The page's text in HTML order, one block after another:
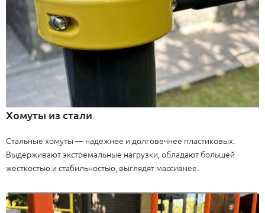
Хомуты из стали
Стальные хомуты — надежнее и долговечнее пластиковых.
Выдерживают экстремальные нагрузки, обладают большей
жесткостью и стабильностью, выглядят массивнее.